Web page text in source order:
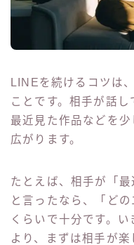
LINEを続けるコツは
ことです。相手が話し
最近見た作品などを
広がります。
たとえば、相手が「最
と言ったなら、「ど
くらいで十分です。
より、まずは相手が